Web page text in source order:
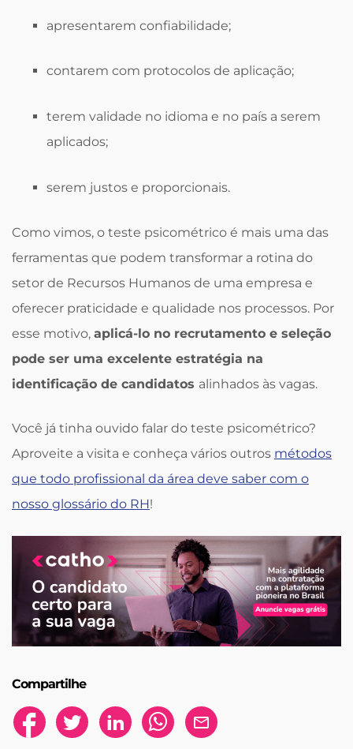
apresentarem confiabilidade;
contarem com protocolos de aplicação;
terem validade no idioma e no país a serem
aplicados;
serem justos e proporcionais.
Como vimos, o teste psicométrico é mais uma das
ferramentas que podem transformar a rotina do
setor de Recursos Humanos de uma empresa e
oferecer praticidade e qualidade nos processos. Por
esse motivo, aplicá-lo no recrutamento e seleção
pode ser uma excelente estratégia na
identificação de candidatos alinhados às vagas.
Você já tinha ouvido falar do teste psicométrico?
Aproveite a visita e conheça vários outros métodos
que todo profissional da área deve saber com o
nosso glossário do RH!
Compartilhe